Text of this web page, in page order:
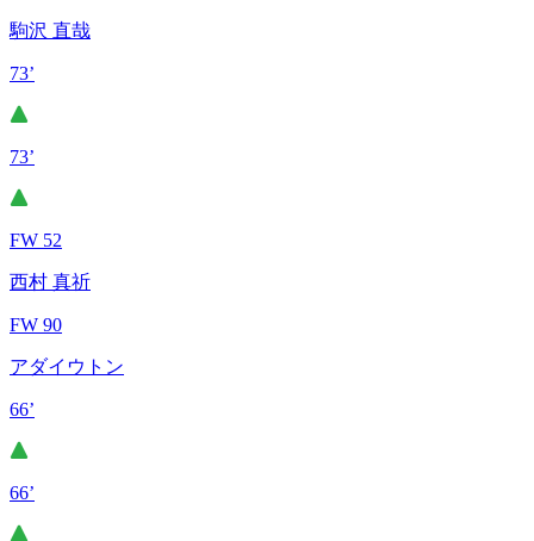
駒沢 直哉
73’
73’
FW 52
西村 真祈
FW 90
アダイウトン
66’
66’